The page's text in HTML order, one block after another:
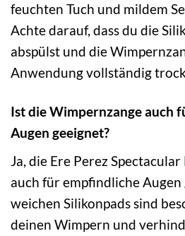
feuchten Tuch und mildem
Achte darauf, dass du die
abspülst und die
Anwendung vollständig
Ist die Wimpernzange auch
Augen geeignet?
Ja, die Ere Perez
auch für empfindliche Augen
weichen Silikonpads sind
deinen Wimpern und